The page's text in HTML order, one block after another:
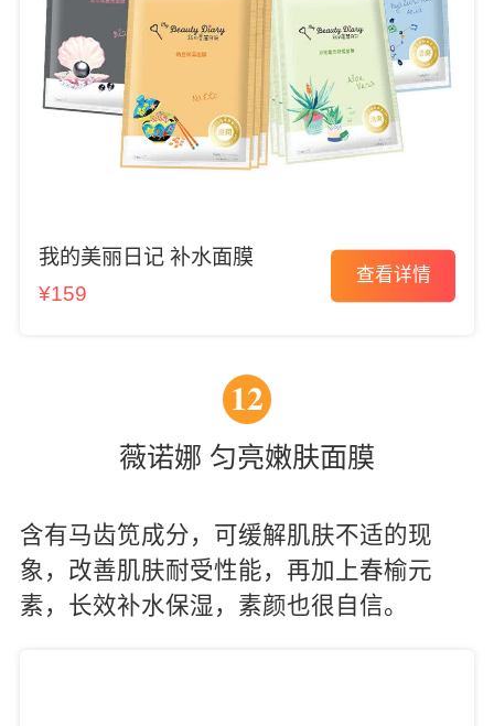
我的美丽日记 补水面膜
¥159
查看详情
12
薇诺娜 匀亮嫩肤面膜
含有马齿笕成分，可缓解肌肤不适的现
象，改善肌肤耐受性能，再加上春榆元
素，长效补水保湿，素颜也很自信。